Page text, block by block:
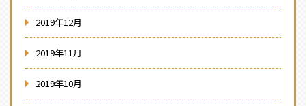
2019年12月
2019年11月
2019年10月